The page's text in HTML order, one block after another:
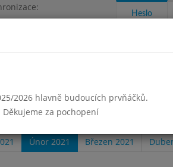
18:05
Heslo
Únor 2021 Březen 2021
2026 hlavně budoucích prvňáčků.
za pochopení